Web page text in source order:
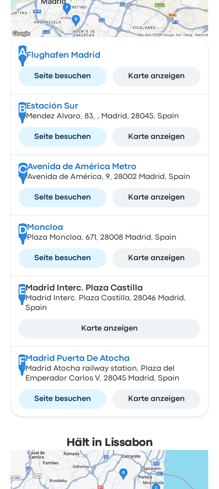
AFlughafen Madrid
Seite besuchen Karte anzeigen
B Estación Sur
Mendez Alvaro, 83, , Madrid, 28045, Spain
Seite besuchen Karte anzeigen
CAvenida de América Metro
Avenida de América, 9, 28002 Madrid, Spain
Seite besuchen Karte anzeigen
DMoncloa
Plaza Moncloa, 671, 28008 Madrid, Spain
Seite besuchen Karte anzeigen
E Madrid Interc. Plaza Castilla
Madrid Interc. Plaza Castilla, 28046 Madrid,
Spain
Karte anzeigen
F Madrid Puerta De Atocha
Madrid Atocha railway station, Plaza del
Emperador Carlos V, 28045 Madrid, Spain
Seite besuchen Karte anzeigen
Hält in Lissabon